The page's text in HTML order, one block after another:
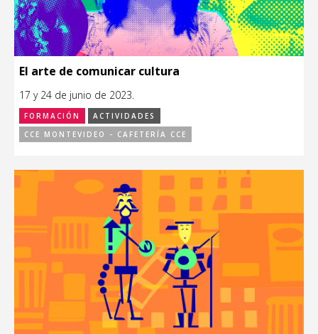
El arte de comunicar cultura
17 y 24 de junio de 2023.
FORMACIÓN
ACTIVIDADES
CCE MONTEVIDEO - CAFETERÍA CCE